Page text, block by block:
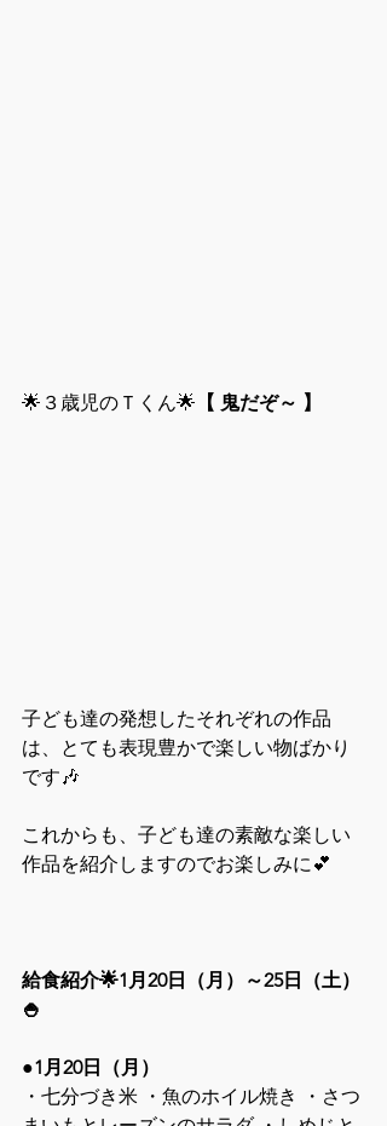
🌟３歳児のＴくん🌟 【 鬼だぞ～ 】
子ども達の発想したそれぞれの作品
は、とても表現豊かで楽しい物ばかり
です🎶
これからも、子ども達の素敵な楽しい
作品を紹介しますのでお楽しみに💕
給食紹介🌟1月20日（月）～25日（土）
🍚
●1月20日（月）
・七分づき米 ・魚のホイル焼き ・さつ